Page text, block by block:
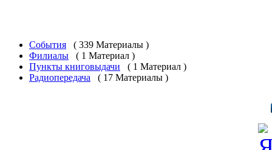
События
( 339 Материалы )
Филиалы
( 1 Материал )
Пункты книговыдачи
( 1 Материал )
Радиопередача
( 17 Материалы )